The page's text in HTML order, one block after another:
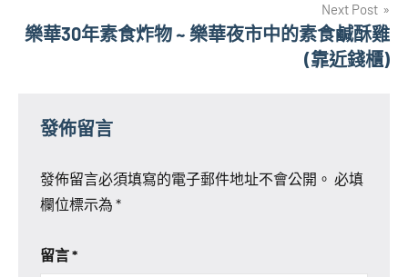
導
覽
Next Post
樂華30年素食炸物 ~ 樂華夜市中的素食鹹酥雞
(靠近錢櫃)
發佈留言
發佈留言必須填寫的電子郵件地址不會公開。 必填
欄位標示為 *
留言*